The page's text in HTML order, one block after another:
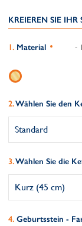
KREIEREN SIE
Material -
Wählen Sie den
Wählen Sie die
Geburtsstein -